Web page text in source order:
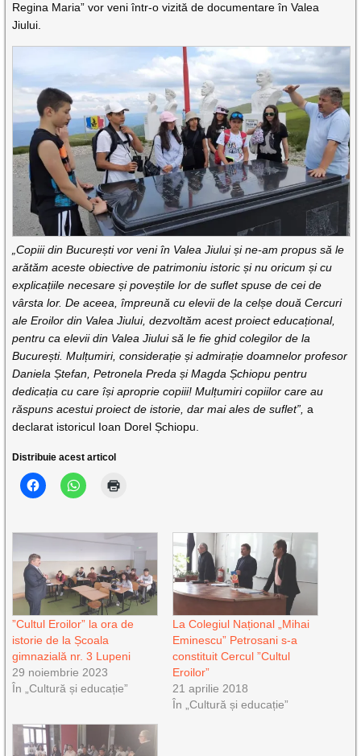
Regina Maria” vor veni într-o vizită de documentare în Valea
Jiului.
„Copiii din București vor veni în Valea Jiului și ne-am propus să le
arătăm aceste obiective de patrimoniu istoric și nu oricum și cu
explicațiile necesare și poveștile lor de suflet spuse de cei de
vârsta lor. De aceea, împreună cu elevii de la celșe două Cercuri
ale Eroilor din Valea Jiului, dezvoltăm acest proiect educațional,
pentru ca elevii din Valea Jiului să le fie ghid colegilor de la
București. Mulțumiri, considerație și admirație doamnelor profesor
Daniela Ștefan, Petronela Preda și Magda Șchiopu pentru
dedicația cu care își aproprie copiii! Mulțumiri copiilor care au
răspuns acestui proiect de istorie, dar mai ales de suflet”, a
declarat istoricul Ioan Dorel Șchiopu.
Distribuie acest articol
”Cultul Eroilor” la ora de
istorie de la Școala
gimnazială nr. 3 Lupeni
29 noiembrie 2023
În „Cultură și educație”
La Colegiul Național „Mihai
Eminescu” Petrosani s-a
constituit Cercul ”Cultul
Eroilor”
21 aprilie 2018
În „Cultură și educație”